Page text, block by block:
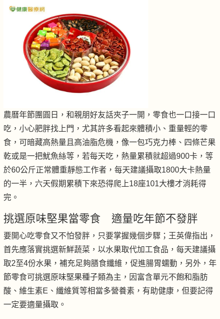
農曆年節團圓日，和親朋好友話夾子一開，零食也一口接一口
吃，小心肥胖找上門，尤其許多看起來體積小、重量輕的零
食，可暗藏高熱量且高油脂危機，像一包巧克力棒、四條芒果
乾或是一把魷魚絲等，若每天吃，熱量累積就超過900卡，等
於60公斤正常體重靜態工作者，每天建議攝取1800大卡熱量
的一半，六天假期累積下來恐得爬上18座101大樓才消耗得
完。
挑選原味堅果當零食 適量吃年節不發胖
要開心吃零食又不怕發胖，只要掌握幾個步驟；王英偉指出，
首先應落實挑選新鮮蔬菜，以水果取代加工食品，每天建議攝
取2至4份水果，補充足夠膳食纖維，促進腸胃蠕動，另外，年
節零食可挑選原味堅果種子類為主，因富含單元不飽和脂肪
酸、維生素E、纖維質等相當多營養素，有助健康，但要記得
一定要適量攝取。